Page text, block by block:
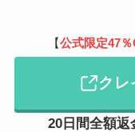
【公式限定47
クレ
20日間全額返